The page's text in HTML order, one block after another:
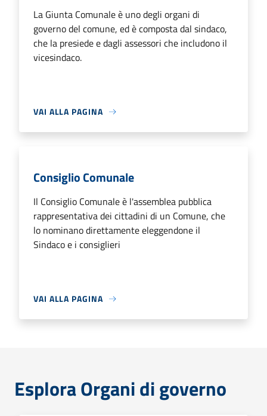
La Giunta Comunale è uno degli organi di
governo del comune, ed è composta dal sindaco,
che la presiede e dagli assessori che includono il
vicesindaco.
VAI ALLA PAGINA
Consiglio Comunale
Il Consiglio Comunale è l'assemblea pubblica
rappresentativa dei cittadini di un Comune, che
lo nominano direttamente eleggendone il
Sindaco e i consiglieri
VAI ALLA PAGINA
Esplora Organi di governo